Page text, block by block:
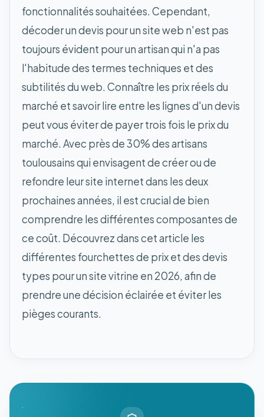
fonctionnalités souhaitées. Cependant,
décoder un devis pour un site web n'est pas
toujours évident pour un artisan qui n'a pas
l'habitude des termes techniques et des
subtilités du web. Connaître les prix réels du
marché et savoir lire entre les lignes d'un devis
peut vous éviter de payer trois fois le prix du
marché. Avec près de 30% des artisans
toulousains qui envisagent de créer ou de
refondre leur site internet dans les deux
prochaines années, il est crucial de bien
comprendre les différentes composantes de
ce coût. Découvrez dans cet article les
différentes fourchettes de prix et des devis
types pour un site vitrine en 2026, afin de
prendre une décision éclairée et éviter les
pièges courants.